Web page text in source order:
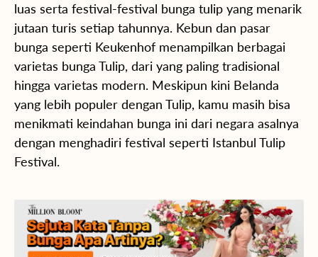
luas serta festival-festival bunga tulip yang menarik
jutaan turis setiap tahunnya. Kebun dan pasar
bunga seperti Keukenhof menampilkan berbagai
varietas bunga Tulip, dari yang paling tradisional
hingga varietas modern. Meskipun kini Belanda
yang lebih populer dengan Tulip, kamu masih bisa
menikmati keindahan bunga ini dari negara asalnya
dengan menghadiri festival seperti Istanbul Tulip
Festival.